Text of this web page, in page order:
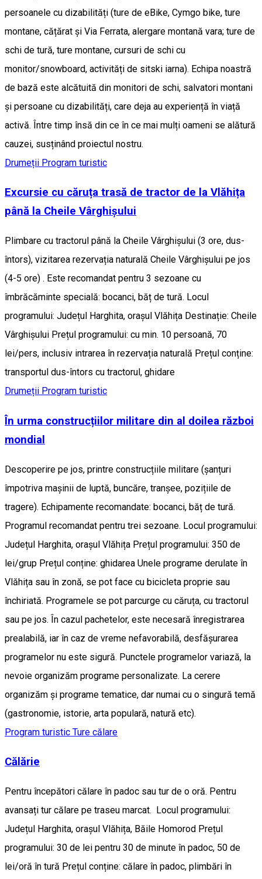
persoanele cu dizabilități (ture de eBike, Cymgo bike, ture
montane, cățărat și Via Ferrata, alergare montană vara; ture de
schi de tură, ture montane, cursuri de schi cu
monitor/snowboard, activități de sitski iarna). Echipa noastră
de bază este alcătuită din monitori de schi, salvatori montani
și persoane cu dizabilități, care deja au experiență în viață
activă. Între timp însă din ce în ce mai mulți oameni se alătură
cauzei, susținând proiectul nostru.
Drumeții Program turistic
Excursie cu căruța trasă de tractor de la Vlăhița
până la Cheile Vârghișului
Plimbare cu tractorul până la Cheile Vârghișului (3 ore, dus-
întors), vizitarea rezervația naturală Cheile Vârghișului pe jos
(4-5 ore) . Este recomandat pentru 3 sezoane cu
îmbrăcăminte specială: bocanci, băț de tură. Locul
programului: Județul Harghita, orașul Vlăhița Destinație: Cheile
Vârghișului Prețul programului: cu min. 10 persoană, 70
lei/pers, inclusiv intrarea în rezervația naturală Prețul conține:
transportul dus-întors cu tractorul, ghidare
Drumeții Program turistic
În urma construcțiilor militare din al doilea război
mondial
Descoperire pe jos, printre construcțiile militare (șanțuri
împotriva mașinii de luptă, buncăre, tranșee, pozițiile de
tragere). Echipamente recomandate: bocanci, băț de tură.
Programul recomandat pentru trei sezoane. Locul programului:
Județul Harghita, orașul Vlăhița Prețul programului: 350 de
lei/grup Prețul conține: ghidarea Unele programe derulate în
Vlăhița sau în zonă, se pot face cu bicicleta proprie sau
închiriată. Programele se pot parcurge cu căruța, cu tractorul
sau pe jos. În cazul pachetelor, este necesară înregistrarea
prealabilă, iar în caz de vreme nefavorabilă, desfășurarea
programelor nu este sigură. Punctele programelor variază, la
nevoie organizăm programe personalizate. La cerere
organizăm și programe tematice, dar numai cu o singură temă
(gastronomie, istorie, arta populară, natură etc).
Program turistic Ture călare
Călărie
Pentru începători călare în padoc sau tur de o oră. Pentru
avansați tur călare pe traseu marcat. Locul programului:
Județul Harghita, orașul Vlăhița, Băile Homorod Prețul
programului: 30 de lei pentru 30 de minute în padoc, 50 de
lei/oră în tură Prețul conține: călare în padoc, plimbări în